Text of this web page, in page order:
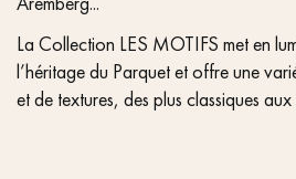
La Collection LES MOTIFS met en
l’héritage du Parquet et offre une
et de textures, des plus classiques